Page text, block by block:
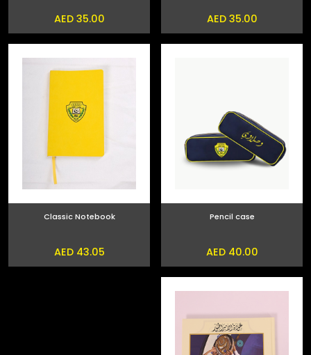
AED 35.00
AED 35.00
Pencil case
AED 40.00
Classic Notebook
AED 43.05